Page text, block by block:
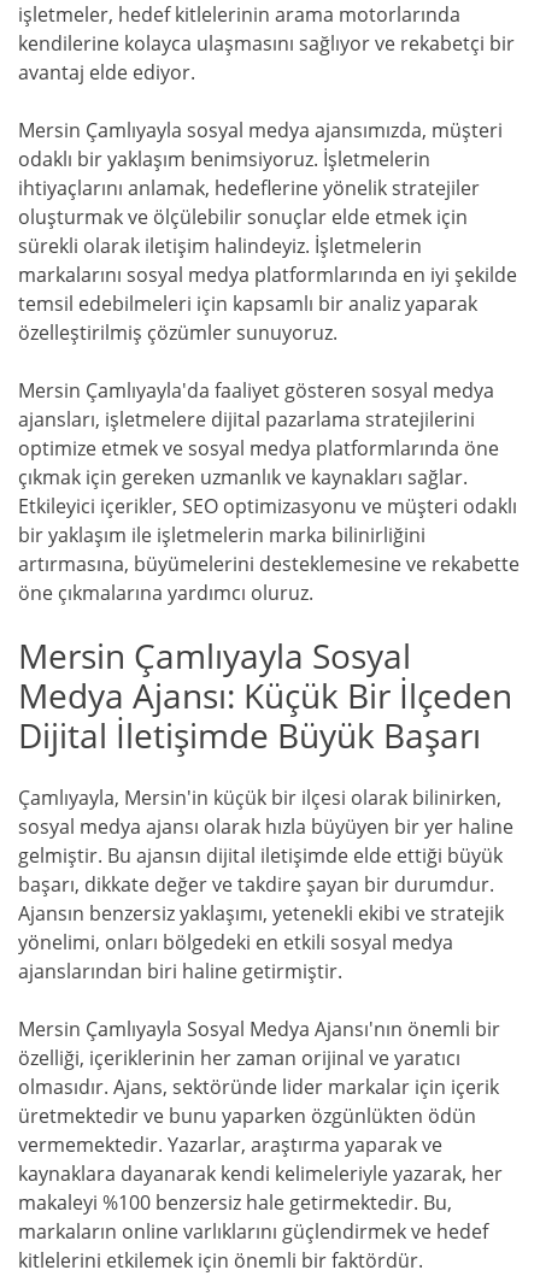
işletmeler, hedef kitlelerinin arama motorlarında
kendilerine kolayca ulaşmasını sağlıyor ve rekabetçi bir
avantaj elde ediyor.
Mersin Çamlıyayla sosyal medya ajansımızda, müşteri
odaklı bir yaklaşım benimsiyoruz. İşletmelerin
ihtiyaçlarını anlamak, hedeflerine yönelik stratejiler
oluşturmak ve ölçülebilir sonuçlar elde etmek için
sürekli olarak iletişim halindeyiz. İşletmelerin
markalarını sosyal medya platformlarında en iyi şekilde
temsil edebilmeleri için kapsamlı bir analiz yaparak
özelleştirilmiş çözümler sunuyoruz.
Mersin Çamlıyayla'da faaliyet gösteren sosyal medya
ajansları, işletmelere dijital pazarlama stratejilerini
optimize etmek ve sosyal medya platformlarında öne
çıkmak için gereken uzmanlık ve kaynakları sağlar.
Etkileyici içerikler, SEO optimizasyonu ve müşteri odaklı
bir yaklaşım ile işletmelerin marka bilinirliğini
artırmasına, büyümelerini desteklemesine ve rekabette
öne çıkmalarına yardımcı oluruz.
Mersin Çamlıyayla Sosyal
Medya Ajansı: Küçük Bir İlçeden
Dijital İletişimde Büyük Başarı
Çamlıyayla, Mersin'in küçük bir ilçesi olarak bilinirken,
sosyal medya ajansı olarak hızla büyüyen bir yer haline
gelmiştir. Bu ajansın dijital iletişimde elde ettiği büyük
başarı, dikkate değer ve takdire şayan bir durumdur.
Ajansın benzersiz yaklaşımı, yetenekli ekibi ve stratejik
yönelimi, onları bölgedeki en etkili sosyal medya
ajanslarından biri haline getirmiştir.
Mersin Çamlıyayla Sosyal Medya Ajansı'nın önemli bir
özelliği, içeriklerinin her zaman orijinal ve yaratıcı
olmasıdır. Ajans, sektöründe lider markalar için içerik
üretmektedir ve bunu yaparken özgünlükten ödün
vermemektedir. Yazarlar, araştırma yaparak ve
kaynaklara dayanarak kendi kelimeleriyle yazarak, her
makaleyi %100 benzersiz hale getirmektedir. Bu,
markaların online varlıklarını güçlendirmek ve hedef
kitlelerini etkilemek için önemli bir faktördür.